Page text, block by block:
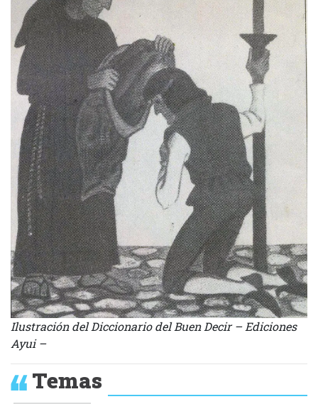
Ilustración del Diccionario del Buen Decir – Ediciones
Ayui –
Temas